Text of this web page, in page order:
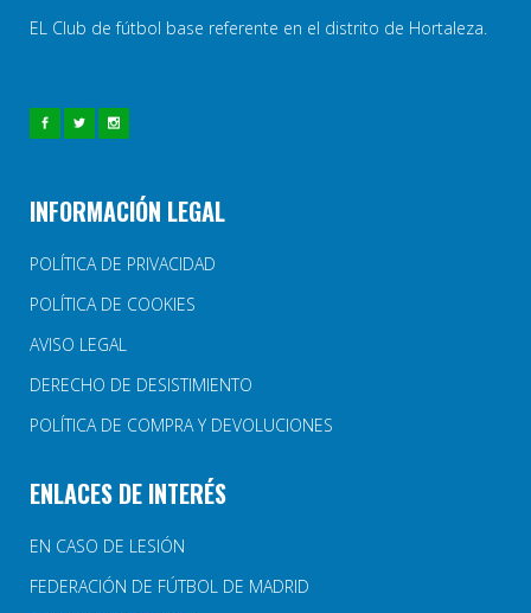
EL Club de fútbol base referente en el distrito de Hortaleza.
INFORMACIÓN LEGAL
POLÍTICA DE PRIVACIDAD
POLÍTICA DE COOKIES
AVISO LEGAL
DERECHO DE DESISTIMIENTO
POLÍTICA DE COMPRA Y DEVOLUCIONES
ENLACES DE INTERÉS
EN CASO DE LESIÓN
FEDERACIÓN DE FÚTBOL DE MADRID